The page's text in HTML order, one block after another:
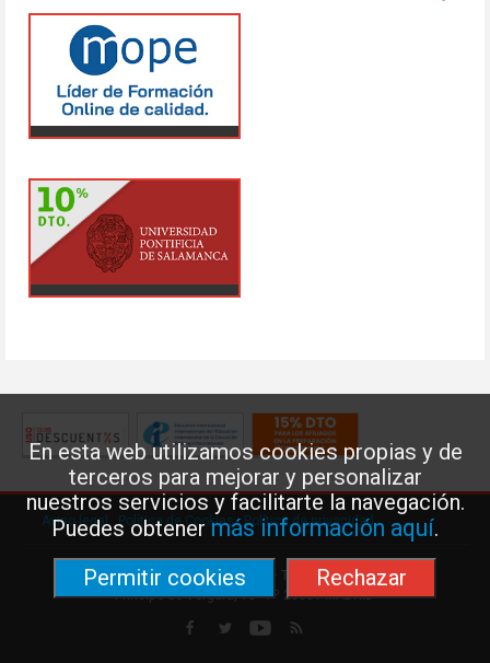
En esta web utilizamos cookies propias y de
terceros para mejorar y personalizar
nuestros servicios y facilitarte la navegación.
Puedes obtenermás información aquí.
Permitir cookies
Rechazar
Aviso legal·Política de Cookies·Política de privacidad
Federación de Enseñanza de USO · Teléfono: 91 577 41 13 ·
Príncipe de Vergara, 13 · 7º 28001 MADRID